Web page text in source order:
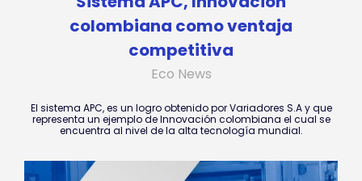
colombiana como ventaja
competitiva
Eco News
El sistema APC, es un logro obtenido por Variadores S.A y que
representa un ejemplo de Innovación colombiana el cual se
encuentra al nivel de la alta tecnología mundial.